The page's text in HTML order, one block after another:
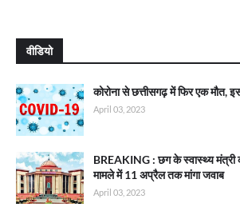
वीडियो
कोरोना से छत्तीसगढ़ में फिर एक मौत,
April 03, 2023
BREAKING : छग के स्वास्थ्य मंत्री
मामले में 11 अप्रैल तक मांगा जवाब
April 03, 2023